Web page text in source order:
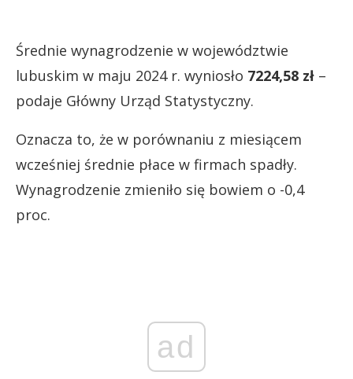
Średnie wynagrodzenie w województwie
lubuskim w maju 2024 r. wyniosło 7224,58 zł –
podaje Główny Urząd Statystyczny.
Oznacza to, że w porównaniu z miesiącem
wcześniej średnie płace w firmach spadły.
Wynagrodzenie zmieniło się bowiem o -0,4
proc.
ad